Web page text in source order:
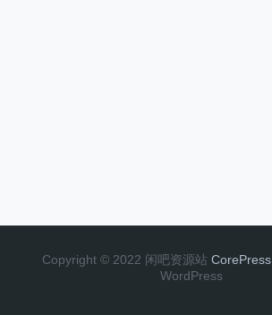
Copyright © 2022 闲吧资源站 CorePress
WordPress